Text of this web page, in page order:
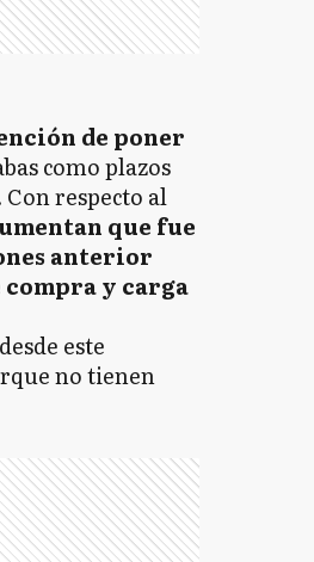
de poner
como plazos
respecto al
que fue
anterior
compra y carga
este
no tienen